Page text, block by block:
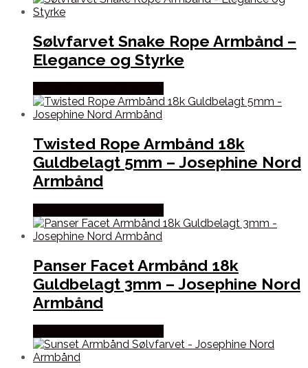
Sølvfarvet Snake Rope Armbånd –
Elegance og Styrke
Twisted Rope Armbånd 18k
Guldbelagt 5mm – Josephine Nord
Armbånd
Panser Facet Armbånd 18k
Guldbelagt 3mm – Josephine Nord
Armbånd